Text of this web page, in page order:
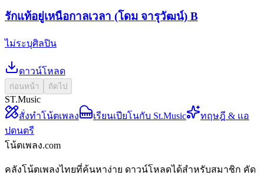
รักแท้อยู่เหนือกาลเวลา (โดม จารุวัฒน์) B
ไม่ระบุศิลปิน
ดาวน์โหลด
ก่อนหน้า ถัดไป
ST.Music
สั่งทำโน้ตเพลง
เรียนเปียโนกับ St.Music
ทฤษฎี & แอ
ปดนตรี
โน้ตเพลง.com
คลังโน้ตเพลงไทยที่ค้นหาง่าย ดาวน์โหลดได้สำหรับสมาชิก คัด